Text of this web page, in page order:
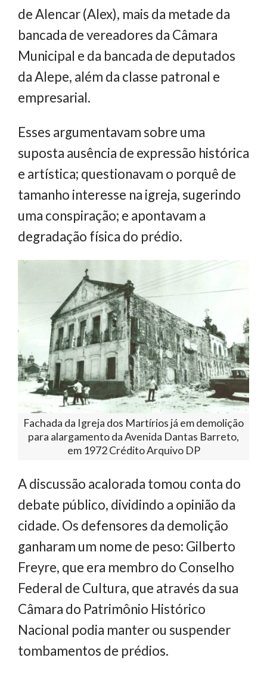
de Alencar (Alex), mais da metade da
bancada de vereadores da Câmara
Municipal e da bancada de deputados
da Alepe, além da classe patronal e
empresarial.
Esses argumentavam sobre uma
suposta ausência de expressão histórica
e artística; questionavam o porquê de
tamanho interesse na igreja, sugerindo
uma conspiração; e apontavam a
degradação física do prédio.
Fachada da Igreja dos Martírios já em demolição
para alargamento da Avenida Dantas Barreto,
em 1972 Crédito Arquivo DP
A discussão acalorada tomou conta do
debate público, dividindo a opinião da
cidade. Os defensores da demolição
ganharam um nome de peso: Gilberto
Freyre, que era membro do Conselho
Federal de Cultura, que através da sua
Câmara do Patrimônio Histórico
Nacional podia manter ou suspender
tombamentos de prédios.